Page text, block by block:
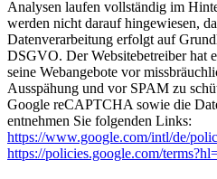
Analysen laufen vollständig im
werden nicht darauf hingewiesen,
Datenverarbeitung erfolgt auf
DSGVO. Der Websitebetreiber hat
seine Webangebote vor
Ausspähung und vor SPAM zu
Google reCAPTCHA sowie die
entnehmen Sie folgenden Links:
https://www.google.com/intl/de/
https://policies.google.com/